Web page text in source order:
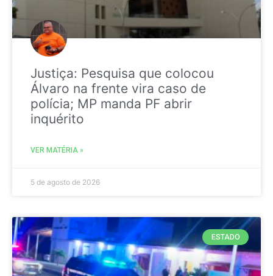
Justiça: Pesquisa que colocou
Álvaro na frente vira caso de
polícia; MP manda PF abrir
inquérito
VER MATÉRIA »
5 de agosto de 2026
ESTADO